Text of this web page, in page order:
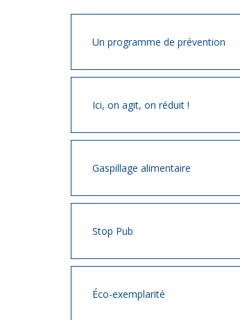
Un programme de prévention
Ici, on agit, on réduit !
Gaspillage alimentaire
Stop Pub
Éco-exemplarité